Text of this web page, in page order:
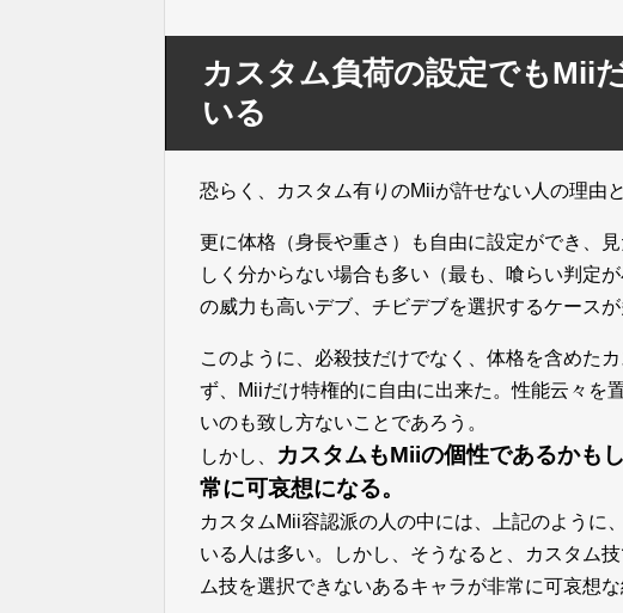
カスタム負荷の設定でもMii
いる
恐らく、カスタム有りのMiiが許せない人の理由
更に体格（身長や重さ）も自由に設定ができ、
しく分からない場合も多い（最も、喰らい判定
の威力も高いデブ、チビデブを選択するケースが
このように、必殺技だけでなく、体格を含めた
ず、Miiだけ特権的に自由に出来た。性能云々を
いのも致し方ないことであろう。
しかし、
カスタムもMiiの個性であるかも
常に可哀想になる。
カスタムMii容認派の人の中には、上記のように
いる人は多い。しかし、そうなると、カスタム
ム技を選択できないあるキャラが非常に可哀想な